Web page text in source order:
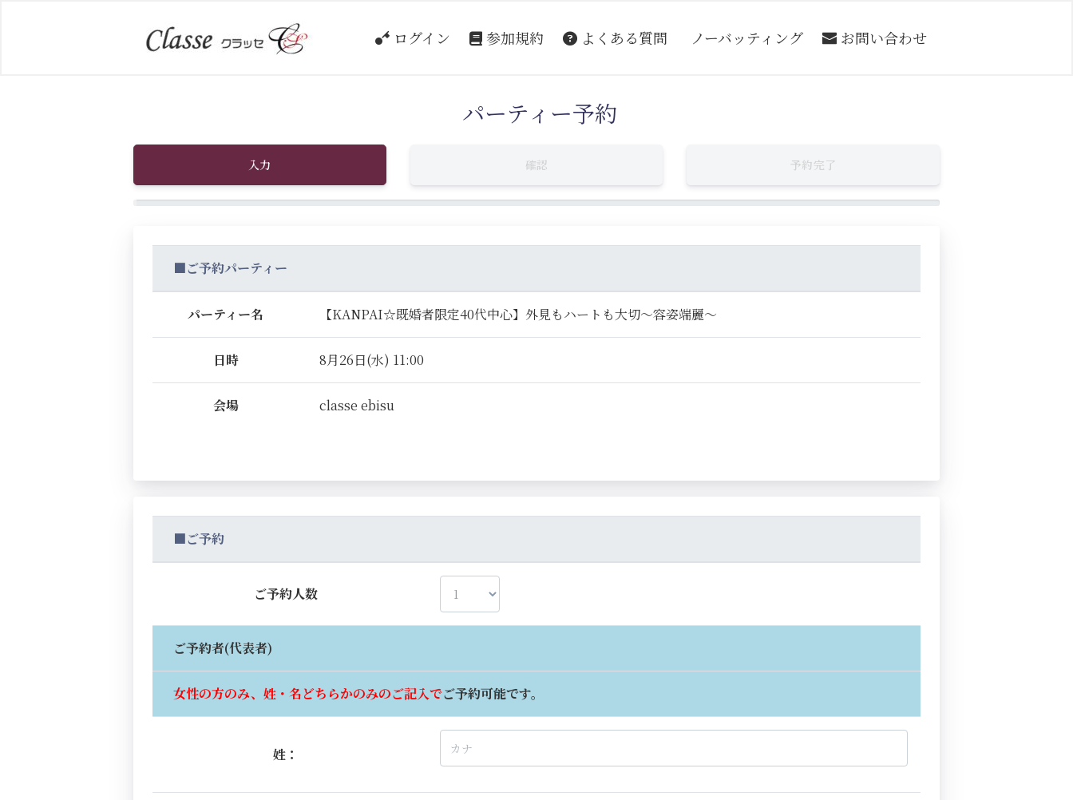
ログイン 参加規約 よくある質問 ノーバッティング お問い合わせ
パーティー予約
入力 確認 予約完了
■ご予約パーティー
パーティー名 【KANPAI☆既婚者限定40代中心】外見もハートも大切～容姿端麗～
日時 8月26日(水) 11:00
会場 classe ebisu
■ご予約
ご予約人数
ご予約者(代表者)
女性の方のみ、姓・名どちらかのみのご記入でご予約可能です。
姓：